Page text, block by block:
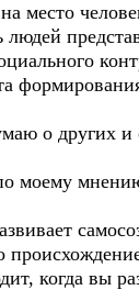
место
о других и
моему
когда вы